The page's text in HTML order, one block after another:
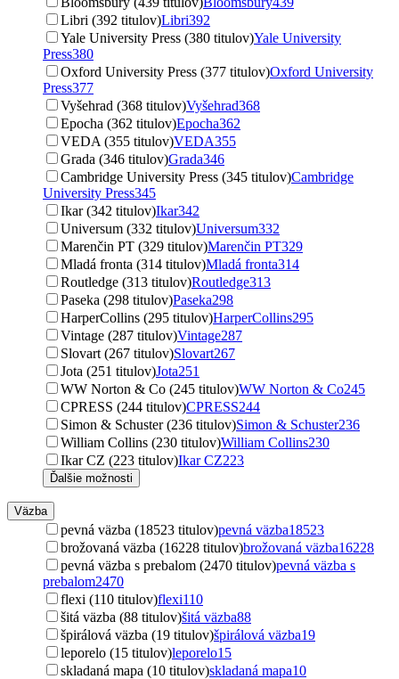
Libri (392 titulov)Libri392
Yale University Press (380 titulov)Yale University
Press380
Oxford University Press (377 titulov)Oxford University
Press377
Vyšehrad (368 titulov)Vyšehrad368
Epocha (362 titulov)Epocha362
VEDA (355 titulov)VEDA355
Grada (346 titulov)Grada346
Cambridge University Press (345 titulov)Cambridge
University Press345
Ikar (342 titulov)Ikar342
Universum (332 titulov)Universum332
Marenčin PT (329 titulov)Marenčin PT329
Mladá fronta (314 titulov)Mladá fronta314
Routledge (313 titulov)Routledge313
Paseka (298 titulov)Paseka298
HarperCollins (295 titulov)HarperCollins295
Vintage (287 titulov)Vintage287
Slovart (267 titulov)Slovart267
Jota (251 titulov)Jota251
WW Norton & Co (245 titulov)WW Norton & Co245
CPRESS (244 titulov)CPRESS244
Simon & Schuster (236 titulov)Simon & Schuster236
William Collins (230 titulov)William Collins230
Ikar CZ (223 titulov)Ikar CZ223
Ďalšie možnosti
Väzba
pevná väzba (18523 titulov)pevná väzba18523
brožovaná väzba (16228 titulov)brožovaná väzba16228
pevná väzba s prebalom (2470 titulov)pevná väzba s
prebalom2470
flexi (110 titulov)flexi110
šitá väzba (88 titulov)šitá väzba88
špirálová väzba (19 titulov)špirálová väzba19
leporelo (15 titulov)leporelo15
skladaná mapa (10 titulov)skladaná mapa10